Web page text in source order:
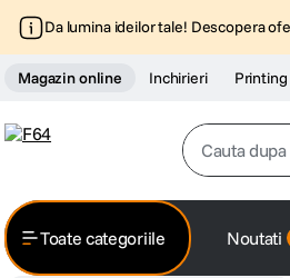
Da lumina ideilor tale! Descopera
Magazin online Inchirieri Printing
Cauta dupa
Toate categoriile Noutati